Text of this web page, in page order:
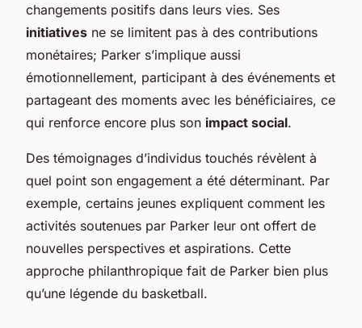
changements positifs dans leurs vies. Ses
initiatives ne se limitent pas à des contributions
monétaires; Parker s’implique aussi
émotionnellement, participant à des événements et
partageant des moments avec les bénéficiaires, ce
qui renforce encore plus son impact social.
Des témoignages d’individus touchés révèlent à
quel point son engagement a été déterminant. Par
exemple, certains jeunes expliquent comment les
activités soutenues par Parker leur ont offert de
nouvelles perspectives et aspirations. Cette
approche philanthropique fait de Parker bien plus
qu’une légende du basketball.